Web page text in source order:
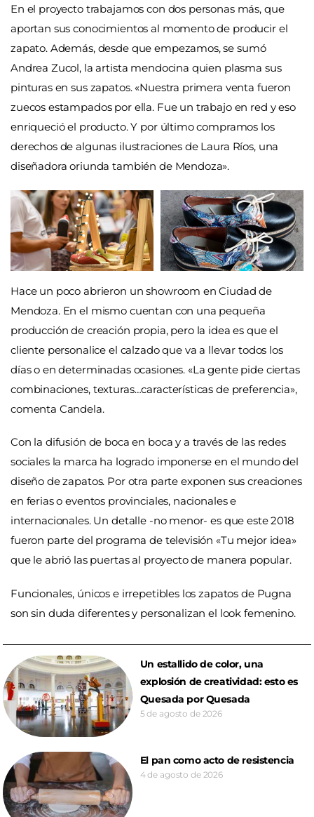
En el proyecto trabajamos con dos personas más, que
aportan sus conocimientos al momento de producir el
zapato. Además, desde que empezamos, se sumó
Andrea Zucol, la artista mendocina quien plasma sus
pinturas en sus zapatos. «Nuestra primera venta fueron
zuecos estampados por ella. Fue un trabajo en red y eso
enriqueció el producto. Y por último compramos los
derechos de algunas ilustraciones de Laura Ríos, una
diseñadora oriunda también de Mendoza».
Hace un poco abrieron un showroom en Ciudad de
Mendoza. En el mismo cuentan con una pequeña
producción de creación propia, pero la idea es que el
cliente personalice el calzado que va a llevar todos los
días o en determinadas ocasiones. «La gente pide ciertas
combinaciones, texturas…características de preferencia»,
comenta Candela.
Con la difusión de boca en boca y a través de las redes
sociales la marca ha logrado imponerse en el mundo del
diseño de zapatos. Por otra parte exponen sus creaciones
en ferias o eventos provinciales, nacionales e
internacionales. Un detalle -no menor- es que este 2018
fueron parte del programa de televisión «Tu mejor idea»
que le abrió las puertas al proyecto de manera popular.
Funcionales, únicos e irrepetibles los zapatos de Pugna
son sin duda diferentes y personalizan el look femenino.
Un estallido de color, una
explosión de creatividad: esto es
Quesada por Quesada
5 de agosto de 2026
El pan como acto de resistencia
4 de agosto de 2026